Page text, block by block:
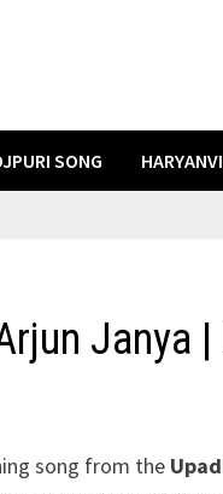
SONG
Janya
song from the